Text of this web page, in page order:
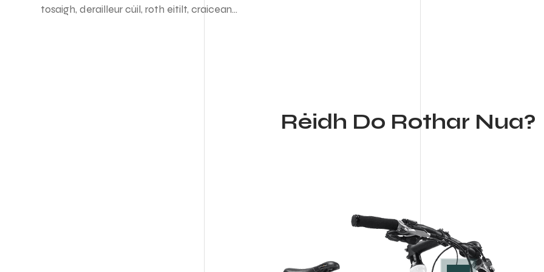
tosaigh, derailleur cúil, roth eitilt, craiceann